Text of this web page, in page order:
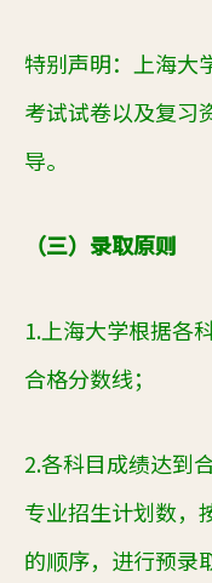
特别声明：上海大
考试试卷以及复习
导。
（三）录取原则
1.上海大学根据各
合格分数线；
2.各科目成绩达到
专业招生计划数，
的顺序，进行预录